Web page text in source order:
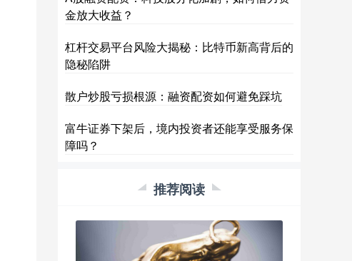
金放大收益？
杠杆交易平台风险大揭秘：比特币新高背后的
隐秘陷阱
散户炒股亏损根源：融资配资如何避免踩坑
富牛证券下架后，境内投资者还能享受服务保
障吗？
推荐阅读